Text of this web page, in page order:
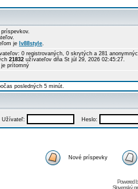
príspevkov.
je lv88style.
0 registrovaných, 0 skrytých a 281
21832 užívateľov dňa St júl 29, 2026 02:45:27.
je prítomný
posledných 5 minút.
Užívateľ: Heslo:
Nové príspevky
Powered
Slovenský